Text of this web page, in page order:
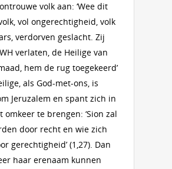
volk aan: ‘Wee dit
vol ongerechtigheid, volk
verdorven geslacht. Zij
verlaten, de Heilige van
hem de rug toegekeerd’
als God-met-ons, is
Jeruzalem en spant zich in
omkeer te brengen: ‘Sion zal
door recht en wie zich
gerechtigheid’ (1,27). Dan
haar erenaam kunnen